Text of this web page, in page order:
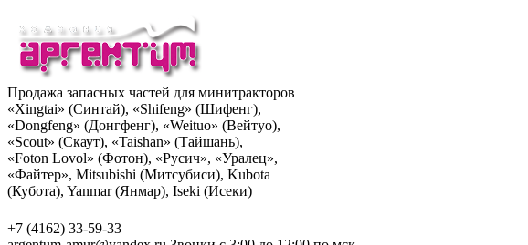
Продажа запасных частей для минитракторов
«Xingtai» (Синтай), «Shifeng» (Шифенг),
«Dongfeng» (Донгфенг), «Weituo» (Вейтуо),
«Scout» (Скаут), «Taishan» (Тайшань),
«Foton Lovol» (Фотон), «Русич», «Уралец»,
«Файтер», Mitsubishi (Митсубиси), Kubota
(Кубота), Yanmar (Янмар), Iseki (Исеки)
+7 (4162) 33-59-33